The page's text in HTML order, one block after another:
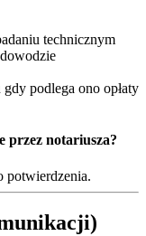
technicznym
podlega ono opłaty
przez notariusza?
potwierdzenia.